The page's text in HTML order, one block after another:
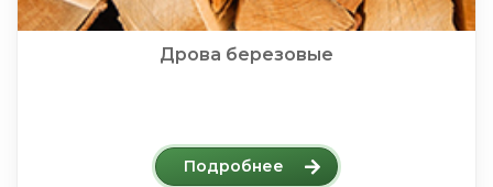
Дрова березовые
Подробнее